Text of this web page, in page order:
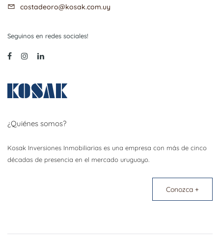
costadeoro@kosak.com.uy
Seguinos en redes sociales!
¿Quiénes somos?
Kosak Inversiones Inmobiliarias es una empresa con más de cinco
décadas de presencia en el mercado uruguayo.
Conozca +